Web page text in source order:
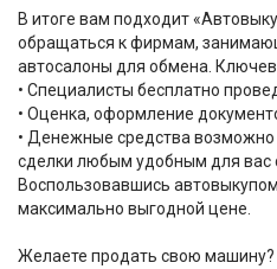
В итоге вам подходит
обращаться к фирмам,
автосалоны для обмена.
• Специалисты бесплатно
• Оценка, оформление
• Денежные средства возможно
сделки любым удобным для вас
Воспользовавшись
максимально выгодной цене.
Желаете продать свою